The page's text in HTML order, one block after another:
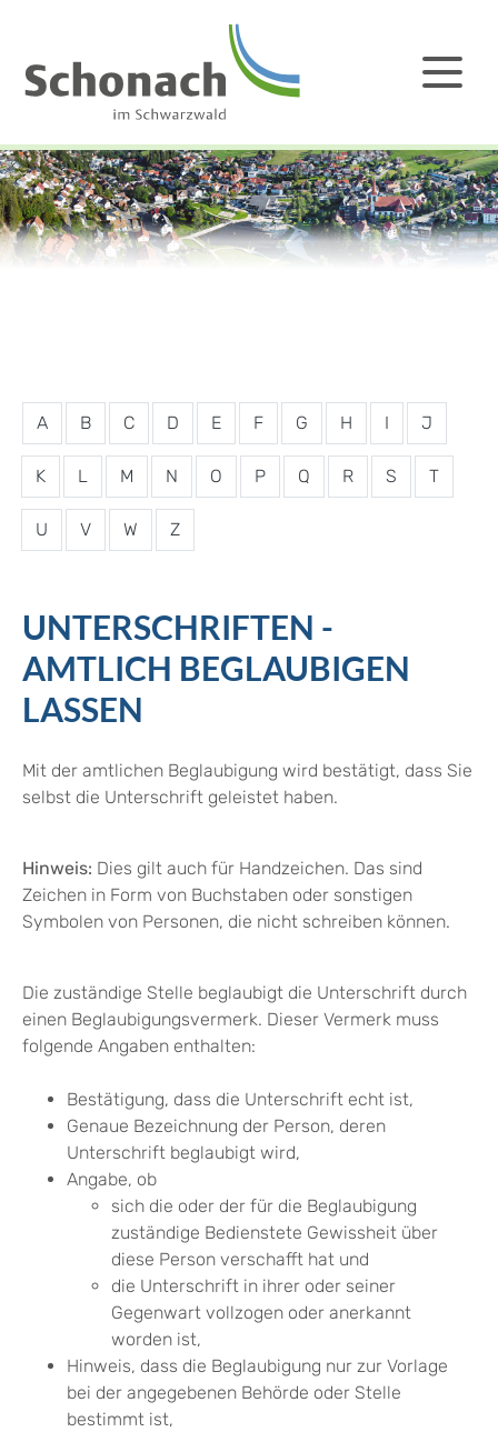
A B C D E F G H I J
K L M N O P Q R S T
U V W Z
UNTERSCHRIFTEN -
AMTLICH BEGLAUBIGEN
LASSEN
Mit der amtlichen Beglaubigung wird bestätigt, dass Sie
selbst die Unterschrift geleistet haben.
Hinweis: Dies gilt auch für Handzeichen. Das sind
Zeichen in Form von Buchstaben oder sonstigen
Symbolen von Personen, die nicht schreiben können.
Die zuständige Stelle beglaubigt die Unterschrift durch
einen Beglaubigungsvermerk. Dieser Vermerk muss
folgende Angaben enthalten:
Bestätigung, dass die Unterschrift echt ist,
Genaue Bezeichnung der Person, deren
Unterschrift beglaubigt wird,
Angabe, ob
sich die oder der für die Beglaubigung
zuständige Bedienstete Gewissheit über
diese Person verschafft hat und
die Unterschrift in ihrer oder seiner
Gegenwart vollzogen oder anerkannt
worden ist,
Hinweis, dass die Beglaubigung nur zur Vorlage
bei der angegebenen Behörde oder Stelle
bestimmt ist,